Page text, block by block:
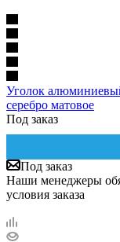
Уголок
серебро матовое
Под заказ
Под заказ
Наши менеджеры
условия заказа